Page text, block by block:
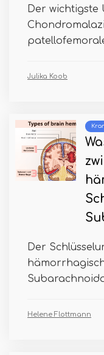
Der wichtigste
Julika Koob
Der
Helene Flottmann